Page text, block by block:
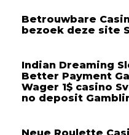
Betrouwbare
bezoek deze site
Indian Dreaming
Better Payment
Wager 1$ casino
no deposit